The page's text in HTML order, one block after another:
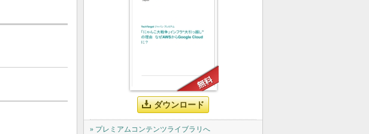
ダウンロード
» プレミアムコンテンツライブラリへ